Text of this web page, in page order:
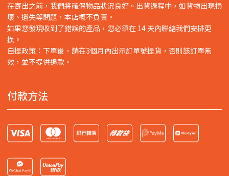
在寄出之前，我們將確保物品狀況良好。出貨過程中，如貨物出現損
壞、遺失等問題，本店概不負責。
如果您發現收到了錯誤的產品，您必須在 14 天內聯絡我們安排更
換。
自提政策：下單後，請在3個月內出示訂單號提貨，否則該訂單無
效，並不提供退款。
付款方法